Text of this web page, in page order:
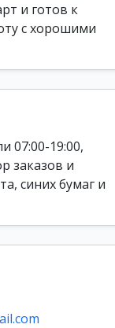
и готов к
с хорошими
07:00-19:00,
заказов и
синих бумаг и